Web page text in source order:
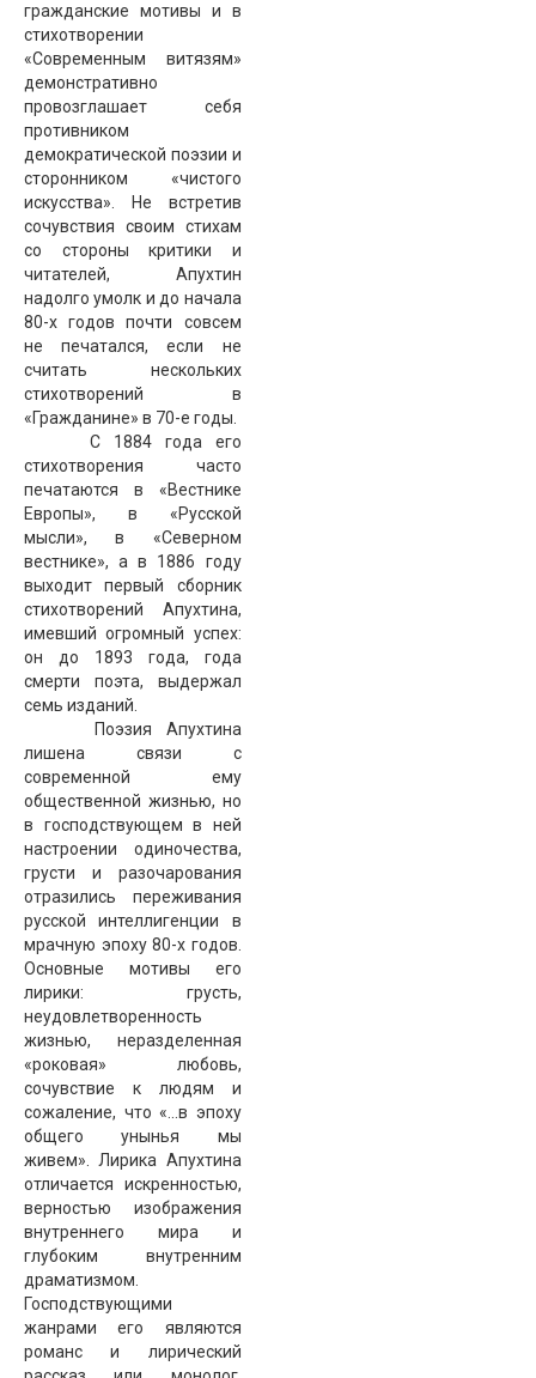
гражданские мотивы и в
стихотворении
«Современным витязям»
демонстративно
провозглашает себя
противником
демократической поэзии и
сторонником «чистого
искусства». Не встретив
сочувствия своим стихам
со стороны критики и
читателей, Апухтин
надолго умолк и до начала
80-х годов почти совсем
не печатался, если не
считать нескольких
стихотворений в
«Гражданине» в 70-е годы.
С 1884 года его
стихотворения часто
печатаются в «Вестнике
Европы», в «Русской
мысли», в «Северном
вестнике», а в 1886 году
выходит первый сборник
стихотворений Апухтина,
имевший огромный успех:
он до 1893 года, года
смерти поэта, выдержал
семь изданий.
Поэзия Апухтина
лишена связи с
современной ему
общественной жизнью, но
в господствующем в ней
настроении одиночества,
грусти и разочарования
отразились переживания
русской интеллигенции в
мрачную эпоху 80-х годов.
Основные мотивы его
лирики: грусть,
неудовлетворенность
жизнью, неразделенная
«роковая» любовь,
сочувствие к людям и
сожаление, что «...в эпоху
общего унынья мы
живем». Лирика Апухтина
отличается искренностью,
верностью изображения
внутреннего мира и
глубоким внутренним
драматизмом.
Господствующими
жанрами его являются
романс и лирический